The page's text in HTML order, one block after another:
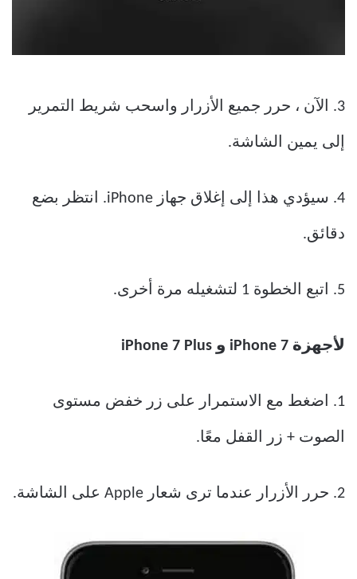
3. الآن ، حرر جميع الأزرار واسحب شريط التمرير
إلى يمين الشاشة.
4. سيؤدي هذا إلى إغلاق جهاز iPhone. انتظر بضع
دقائق.
5. اتبع الخطوة 1 لتشغيله مرة أخرى.
لأجهزة iPhone 7 و iPhone 7 Plus
1. اضغط مع الاستمرار على زر خفض مستوى
الصوت + زر القفل معًا.
2. حرر الأزرار عندما ترى شعار Apple على الشاشة.